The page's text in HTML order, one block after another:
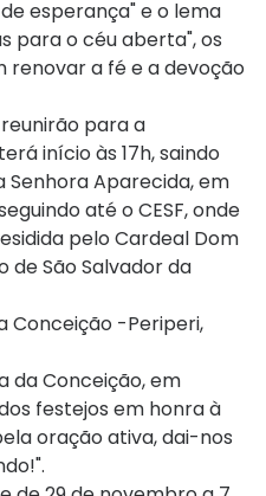
esperança" e o lema
para o céu aberta", os
renovar a fé e a devoção
para a
início às 17h, saindo
Senhora Aparecida, em
até o CESF, onde
pelo Cardeal Dom
de São Salvador da
Conceição -Periperi,
da Conceição, em
festejos em honra à
oração ativa, dai-nos